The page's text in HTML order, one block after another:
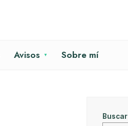
Avisos Sobre mí
Buscar